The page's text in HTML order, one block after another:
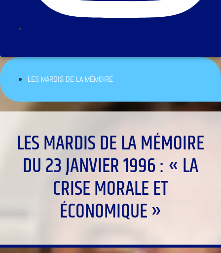
LES MARDIS DE LA MÉMOIRE
LES MARDIS DE LA MÉMOIRE
DU 23 JANVIER 1996 : « LA
CRISE MORALE ET
ÉCONOMIQUE »